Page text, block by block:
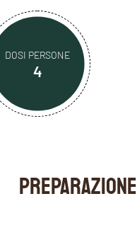
DOSI PERSONE
4
PREPARAZIONE